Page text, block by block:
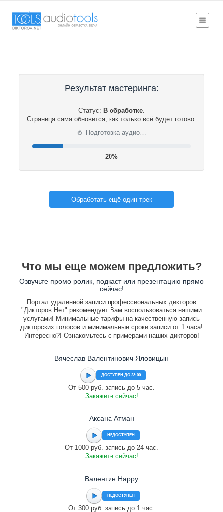
Результат мастеринга:
Статус: В обработке.
Страница сама обновится, как только всё будет готово.
⟳ Подготовка аудио…
21%
Обработать ещё один трек
Что мы еще можем предложить?
Озвучьте промо ролик, подкаст или презентацию прямо
сейчас!
Портал удаленной записи профессиональных дикторов
"Дикторов.Нет" рекомендует Вам воспользоваться нашими
услугами! Минимальные тарифы на качественную запись
дикторских голосов и минимальные сроки записи от 1 часа!
Интересно?! Ознакомьтесь с примерами наших дикторов!
Вячеслав Валентинович Яловицын
ДОСТУПЕН ДО 23:00
От 500 руб. запись до 5 час.
Закажите сейчас!
Аксана Атман
НЕДОСТУПЕН
От 1000 руб. запись до 24 час.
Закажите сейчас!
Валентин Happy
НЕДОСТУПЕН
От 300 руб. запись до 1 час.